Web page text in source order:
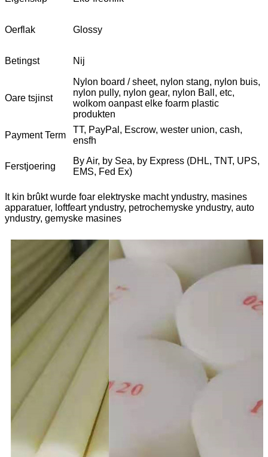
Oerflak Glossy
Betingst Nij
Oare tsjinst
Nylon board / sheet, nylon stang, nylon buis,
nylon pully, nylon gear, nylon Ball, etc,
wolkom oanpast elke foarm plastic
produkten
Payment Term
TT, PayPal, Escrow, wester union, cash,
ensfh
Ferstjoering
By Air, by Sea, by Express (DHL, TNT, UPS,
EMS, Fed Ex)
It kin brûkt wurde foar elektryske macht yndustry, masines
apparatuer, loftfeart yndustry, petrochemyske yndustry, auto
yndustry, gemyske masines